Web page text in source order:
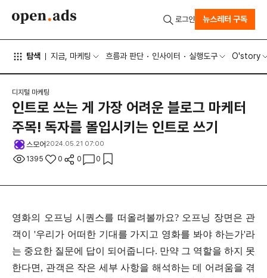
탐색 지금, 마케팅 흐름과 판단 인사이터 실행도구 O'story
로그인 뉴스레터 구독
디지털 마케팅
인트로 쓰는 게 가장 어려운 블로그 마케터
주목! 독자를 몰입시키는 인트로 쓰기
스모어 2024.05.21 07:00
1395 0 0 0
영화의 오프닝 시퀀스를 떠올려볼까요? 오프닝 장면은 관
객이 '우리가 어떠한 기대를 가지고 영화를 봐야 하는가'라
는 중요한 질문에 답이 되어줍니다. 만약 그 역할을 하지 못
한다면, 관객은 작은 세부 사항을 해석하는 데 어려움을 겪